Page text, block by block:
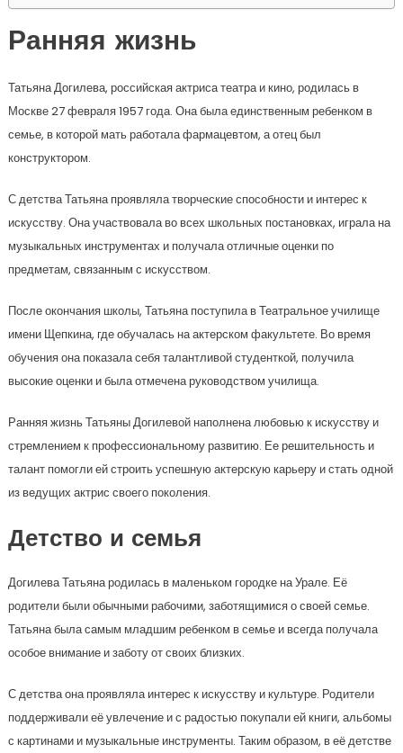
Ранняя жизнь
Татьяна Догилева, российская актриса театра и кино, родилась в
Москве 27 февраля 1957 года. Она была единственным ребенком в
семье, в которой мать работала фармацевтом, а отец был
конструктором.
С детства Татьяна проявляла творческие способности и интерес к
искусству. Она участвовала во всех школьных постановках, играла на
музыкальных инструментах и получала отличные оценки по
предметам, связанным с искусством.
После окончания школы, Татьяна поступила в Театральное училище
имени Щепкина, где обучалась на актерском факультете. Во время
обучения она показала себя талантливой студенткой, получила
высокие оценки и была отмечена руководством училища.
Ранняя жизнь Татьяны Догилевой наполнена любовью к искусству и
стремлением к профессиональному развитию. Ее решительность и
талант помогли ей строить успешную актерскую карьеру и стать одной
из ведущих актрис своего поколения.
Детство и семья
Догилева Татьяна родилась в маленьком городке на Урале. Её
родители были обычными рабочими, заботящимися о своей семье.
Татьяна была самым младшим ребенком в семье и всегда получала
особое внимание и заботу от своих близких.
С детства она проявляла интерес к искусству и культуре. Родители
поддерживали её увлечение и с радостью покупали ей книги, альбомы
с картинами и музыкальные инструменты. Таким образом, в её детстве